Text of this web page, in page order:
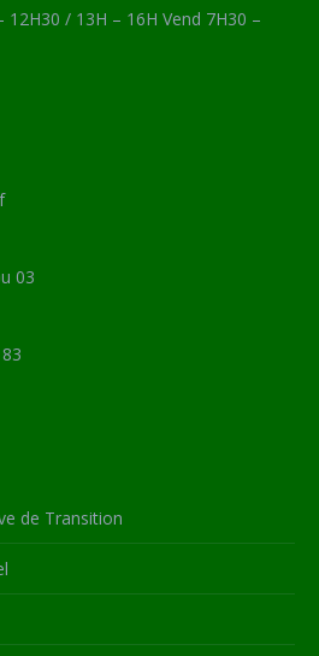
/ 13H – 16H Vend 7H30 –
03
de Transition